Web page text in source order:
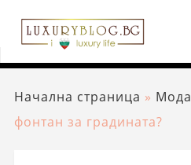
Начална страница » Мода
фонтан за градината?